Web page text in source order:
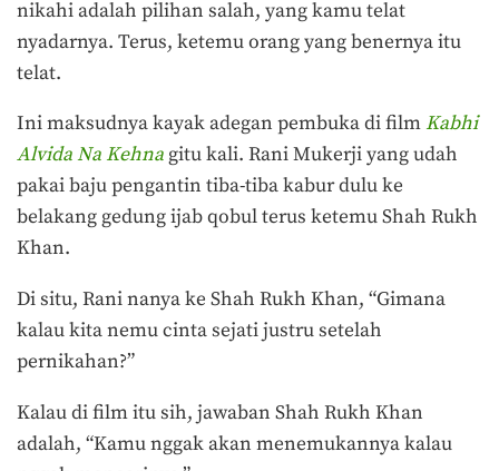
nikahi adalah pilihan salah, yang kamu telat
nyadarnya. Terus, ketemu orang yang benernya itu
telat.
Ini maksudnya kayak adegan pembuka di film Kabhi
Alvida Na Kehnagitu kali. Rani Mukerji yang udah
pakai baju pengantin tiba-tiba kabur dulu ke
belakang gedung ijab qobul terus ketemu Shah Rukh
Khan.
Di situ, Rani nanya ke Shah Rukh Khan, “Gimana
kalau kita nemu cinta sejati justru setelah
pernikahan?”
Kalau di film itu sih, jawaban Shah Rukh Khan
adalah, “Kamu nggak akan menemukannya kalau